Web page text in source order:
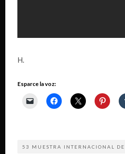
H.
Esparce la voz:
53 MUESTRA INTERNACIONAL